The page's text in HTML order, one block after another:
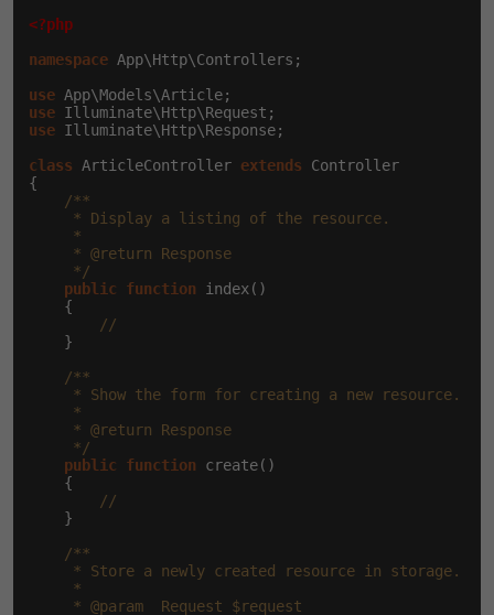
<?php
namespace App\Http\Controllers;
use
use
use Illuminate\Http\Response;
class ArticleController extends Controller
{
/**
     * Display a listing of the resource.
     *
     * @return Response
     */
public
function index()
    {
//
    }
/**
     * Show the form for creating a new resource.
     *
     * @return Response
     */
public
function create()
    {
//
    }
/**
     * Store a newly created resource in storage.
     *
     * @param  Request $request